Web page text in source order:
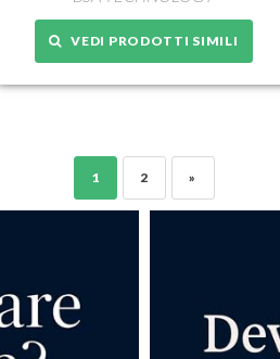
VEDI PRODOTTI SIMILI
1 2 »